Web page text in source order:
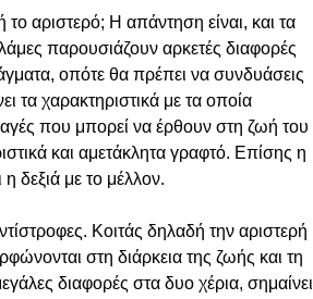
το αριστερό; Η απάντηση είναι, και τα
παρουσιάζουν αρκετές διαφορές
οπότε θα πρέπει να συνδυάσεις
τα χαρακτηριστικά με τα οποία
που μπορεί να έρθουν στη ζωή του
και αμετάκλητα γραφτό. Επίσης η
δεξιά με το μέλλον.
Κοιτάς δηλαδή την αριστερή
στη διάρκεια της ζωής και τη
διαφορές στα δυο χέρια, σημαίνει